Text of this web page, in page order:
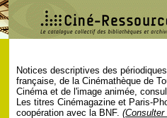
Notices descriptives des
française, de la Cinémathèque de
Cinéma et de l'image animée,
Les titres Cinémagazine et Paris-
coopération avec la BNF.